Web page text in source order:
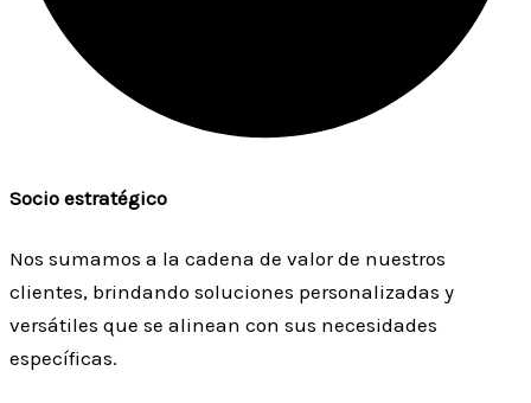
Socio estratégico
Nos sumamos a la cadena de valor de nuestros
clientes, brindando soluciones personalizadas y
versátiles que se alinean con sus necesidades
específicas.